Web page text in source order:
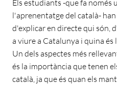
Els estudiants -que fa només
l'aprenentatge del català-
d'explicar en directe qui són,
a viure a Catalunya i quina és
Un dels aspectes més
és la importància que tenen
català, ja que és quan els